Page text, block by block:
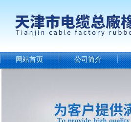
网站首页 公司简介